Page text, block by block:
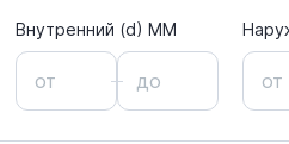
Внутренний (d) ММ